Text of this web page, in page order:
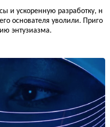
и ускоренную разработку, н
основателя уволили. Приго
энтузиазма.